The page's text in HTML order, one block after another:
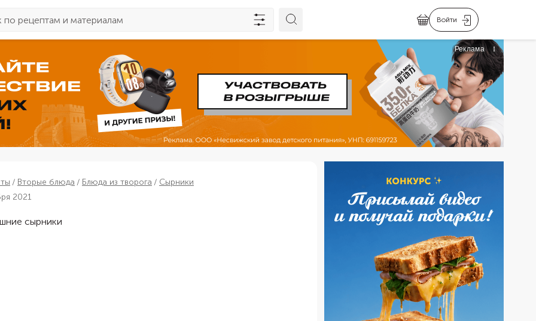
Войти
Вторые блюда Блюда из творога
Сырники
2021